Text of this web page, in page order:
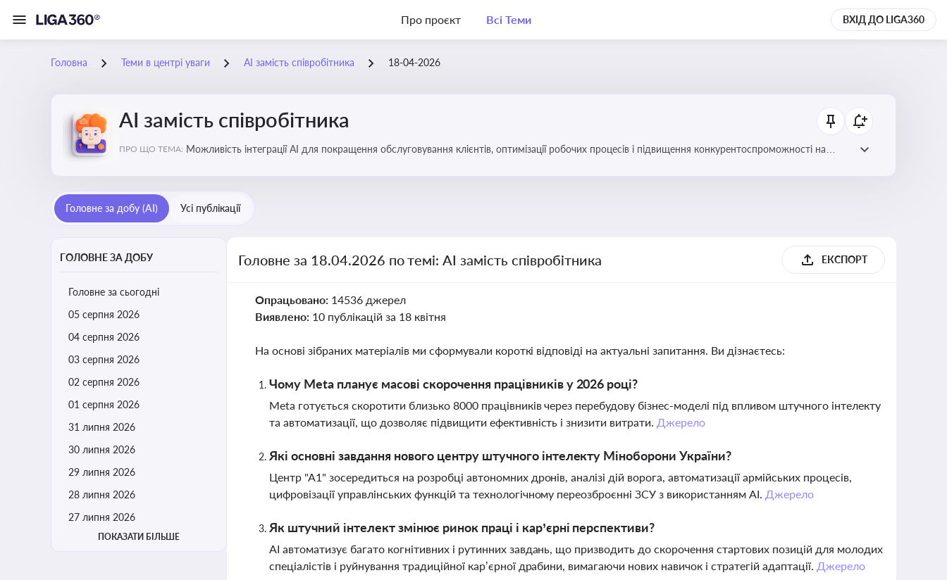
Про проєкт Всі Теми ВХІД ДО LIGA360
Головна Теми в центрі уваги АІ замість співробітника 18-04-2026
АІ замість співробітника
ПРО ЩО ТЕМА: Можливість інтеграції АІ для покращення обслуговування клієнтів, оптимізації робочих процесів і підвищення конкурентоспроможності на
Головне за добу (AI) Усі публікації
ГОЛОВНЕ ЗА ДОБУ
Головне за сьогодні
05 серпня 2026
04 серпня 2026
03 серпня 2026
02 серпня 2026
01 серпня 2026
31 липня 2026
30 липня 2026
29 липня 2026
28 липня 2026
27 липня 2026
ПОКАЗАТИ БІЛЬШЕ
Головне за 18.04.2026 по темі: АІ замість співробітника ЕКСПОРТ
Опрацьовано: 14536 джерел
Виявлено: 10 публікацій за 18 квітня
На основі зібраних матеріалів ми сформували короткі відповіді на актуальні запитання. Ви дізнаєтесь:
Чому Meta планує масові скорочення працівників у 2026 році?
Meta готується скоротити близько 8000 працівників через перебудову бізнес-моделі під впливом штучного інтелекту
та автоматизації, що дозволяє підвищити ефективність і знизити витрати. Джерело
Які основні завдання нового центру штучного інтелекту Міноборони України?
Центр "А1" зосередиться на розробці автономних дронів, аналізі дій ворога, автоматизації армійських процесів,
цифровізації управлінських функцій та технологічному переозброєнні ЗСУ з використанням AI. Джерело
Як штучний інтелект змінює ринок праці і кар’єрні перспективи?
AI автоматизує багато когнітивних і рутинних завдань, що призводить до скорочення стартових позицій для молодих
спеціалістів і руйнування традиційної кар’єрної драбини, вимагаючи нових навичок і стратегій адаптації. Джерело